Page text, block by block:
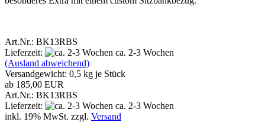
Art.Nr.: BK13RBS
Lieferzeit:
ca. 2-3 Wochen
(Ausland abweichend)
Versandgewicht: 0,5 kg je Stück
ab 185,00 EUR
Art.Nr.: BK13RBS
Lieferzeit:
ca. 2-3 Wochen
inkl. 19% MwSt. zzgl. Versand